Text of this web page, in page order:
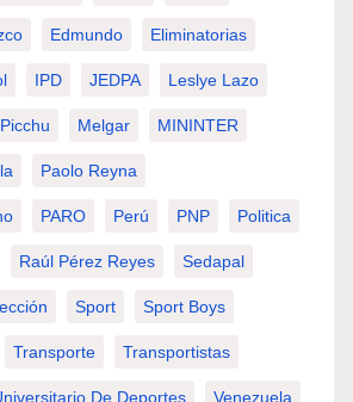
Edmundo Eliminatorias
IPD JEDPA Leslye Lazo
Melgar MININTER
Paolo Reyna
PARO Perú PNP Politica
Raúl Pérez Reyes Sedapal
Sport Sport Boys
Transporte Transportistas
De Deportes Venezuela